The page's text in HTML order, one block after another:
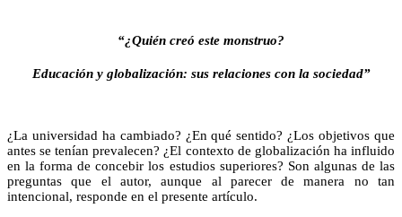
“¿Quién creó este monstruo?
Educación y globalización: sus relaciones con la sociedad”
¿La universidad ha cambiado? ¿En qué sentido? ¿Los objetivos que
antes se tenían prevalecen? ¿El contexto de globalización ha influido
en la forma de concebir los estudios superiores? Son algunas de las
preguntas que el autor, aunque al parecer de manera no tan
intencional, responde en el presente artículo.